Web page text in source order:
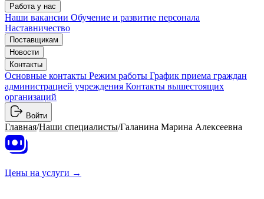
Работа у нас
Наши вакансии Обучение и развитие персонала
Наставничество
Поставщикам
Новости
Контакты
Основные контакты Режим работы График приема граждан
администрацией учреждения Контакты вышестоящих
организаций
Войти
Главная/Наши специалисты/Галанина Марина Алексеевна
Цены на услуги →